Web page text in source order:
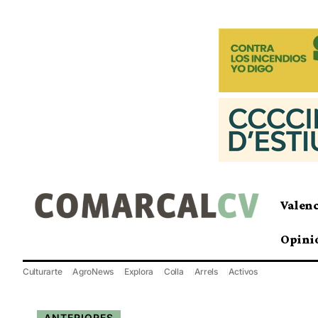
Culturarte AgroNews Explora Colla Arrels Activos